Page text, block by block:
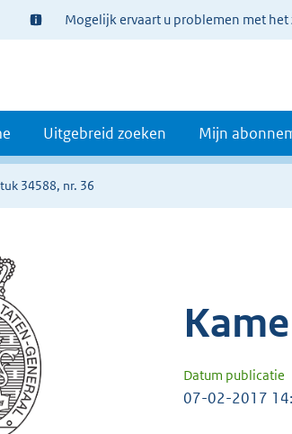
Ter
informatie:
Mogelijk ervaart u problemen met het
Uitgebreid zoeken Mijn
34588, nr. 36
Datum publicatie
07-02-2017